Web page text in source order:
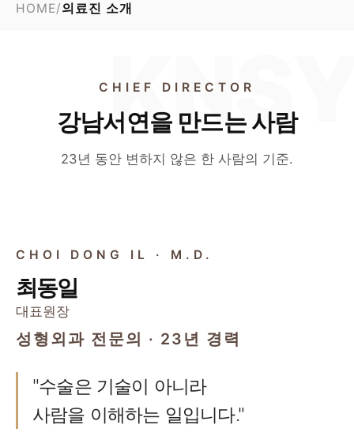
HOME/의료진 소개
CHIEF DIRECTOR
강남서연을 만드는 사람
23년 동안 변하지 않은 한 사람의 기준.
CHIEF DIRECTOR
CHOI DONG IL · M.D.
최동일
대표원장
성형외과 전문의 · 23년 경력
"수술은 기술이 아니라
사람을 이해하는 일입니다."